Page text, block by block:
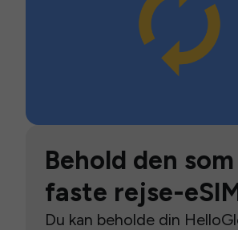
Behold den
faste rejse-
Du kan beholde din